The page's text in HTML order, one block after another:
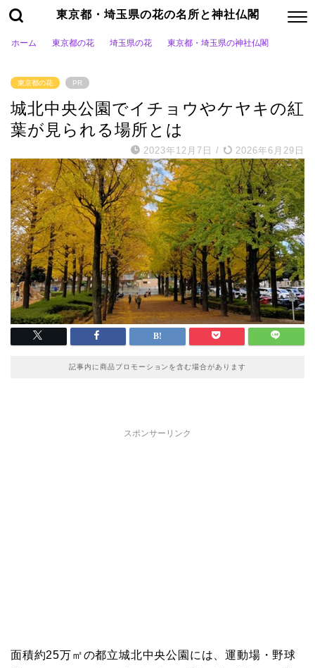
東京都・埼玉県の花の名所と神社仏閣
ホーム 東京都の花 埼玉県の花 東京都・埼玉県の神社仏閣
東京都の花 PR
城北中央公園でイチョウやケヤキの紅
葉が見られる場所とは
2023年12月7日 / 2026年6月29日
記事内に商品プロモーションを含む場合があります
スポンサーリンク
面積約25万㎡の都立城北中央公園には、運動場・野球